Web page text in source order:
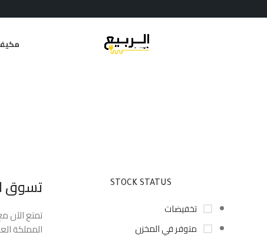
STOCK STATUS
تخفيضات
متوفر في المخزن
تسوق
تمتع الآن
المملكة